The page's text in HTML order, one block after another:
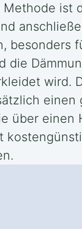
Methode ist
besonders
die
über